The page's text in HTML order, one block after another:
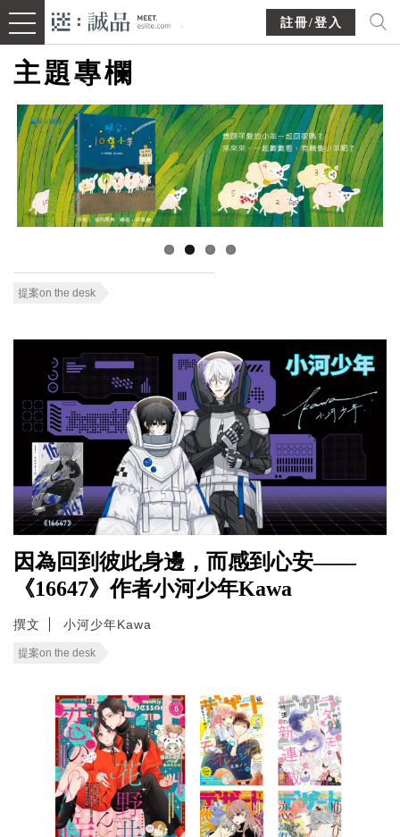
註冊/登入
主題專欄
提案on the desk
因為回到彼此身邊，而感到心安——
《16647》作者小河少年Kawa
撰文 小河少年Kawa
提案on the desk